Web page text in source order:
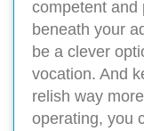
competent and
beneath your
be a clever
vocation. And
relish way
operating, you